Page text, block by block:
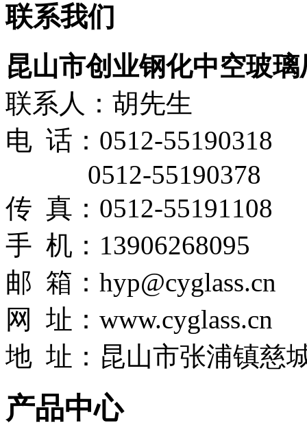
联系我们
昆山市创业钢化中空玻璃
联系人：胡先生
电 话：0512-55190318
0512-55190378
传 真：0512-55191108
手 机：13906268095
邮 箱：hyp@cyglass.cn
网
址： www.cyglass.cn
地 址：昆山市张浦镇慈
产品中心